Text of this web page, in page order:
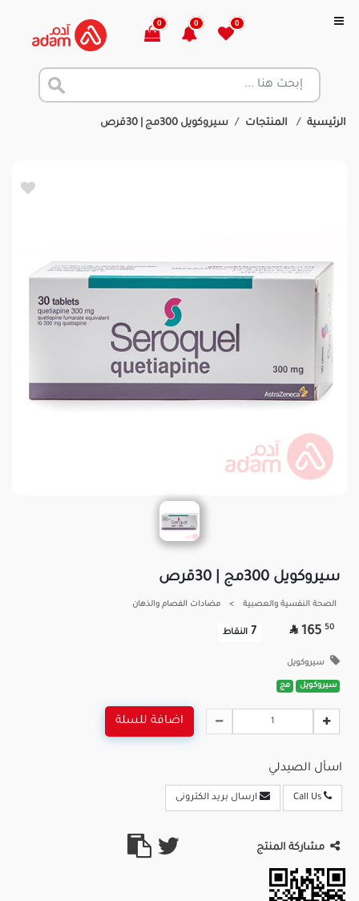
0
0
0
الرئيسية المنتجات سيروكويل 300مج | 30قرص
سيروكويل 300مج | 30قرص
الصحة النفسية والعصبية > مضادات الفصام والذهان
50
165

7 النقاط
سيروكويل
سيروكويل مج
اضافة للسلة
اسأل الصيدلي
ارسال بريد الكترونى
مشاركة المنتج